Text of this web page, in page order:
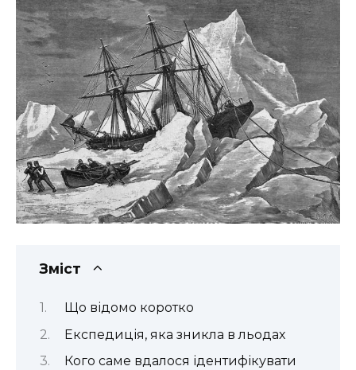
Зміст
Що відомо коротко
Експедиція, яка зникла в льодах
Кого саме вдалося ідентифікувати